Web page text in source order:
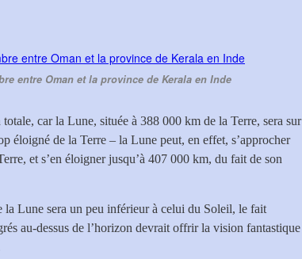
entre Oman et la province de Kerala en Inde
car la Lune, située à 388 000 km de la Terre, sera sur
éloigné de la Terre – la Lune peut, en effet, s’approcher
et s’en éloigner jusqu’à 407 000 km, du fait de son
la Lune sera un peu inférieur à celui du Soleil, le fait
au-dessus de l’horizon devrait offrir la vision fantastique